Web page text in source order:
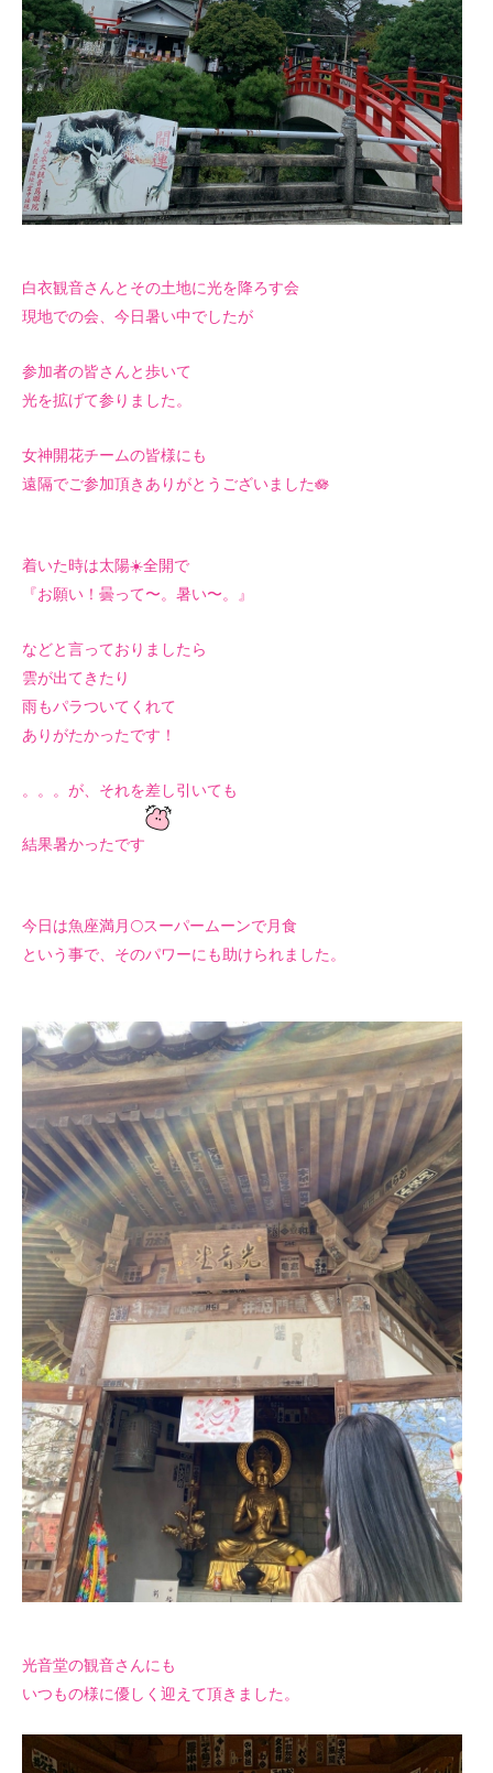
白衣観音さんとその土地に光を降ろす会
現地での会、今日暑い中でしたが
参加者の皆さんと歩いて
光を拡げて参りました。
女神開花チームの皆様にも
遠隔でご参加頂きありがとうございました🪷
着いた時は太陽☀️全開で
『お願い！曇って〜。暑い〜。』
などと言っておりましたら
雲が出てきたり
雨もパラついてくれて
ありがたかったです！
。。。が、それを差し引いても
結果暑かったです
今日は魚座満月🌕スーパームーンで月食
という事で、そのパワーにも助けられました。
光音堂の観音さんにも
いつもの様に優しく迎えて頂きました。